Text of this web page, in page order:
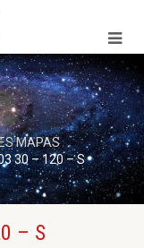
MAPAS
30 – 120 – S
– S